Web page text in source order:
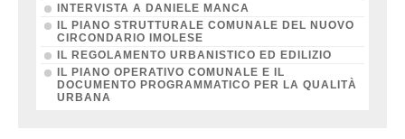
INTERVISTA A DANIELE MANCA
IL PIANO STRUTTURALE COMUNALE DEL NUOVO
CIRCONDARIO IMOLESE
IL REGOLAMENTO URBANISTICO ED EDILIZIO
IL PIANO OPERATIVO COMUNALE E IL
DOCUMENTO PROGRAMMATICO PER LA QUALITÀ
URBANA